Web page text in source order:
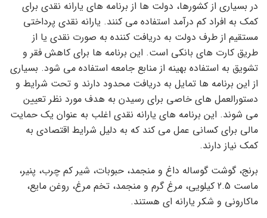
در بسیاری از کشورها، دولت ها از برنامه های یارانه نقدی برای
کمک به افراد کم درآمد استفاده می کنند. یارانه نقدی پرداختی
مستقیم از طرف دولت به دریافت کننده به صورت نقدی یا از
طریق کارت های بانکی است. این برنامه ها برای کاهش فقر و
تشویق به استفاده بهینه از منابع جامعه استفاده می شود. بسیاری
از این برنامه ها تمایل به دریافت محدود دارند و تحت شرایط و
دستورالعمل های خاصی برای رسیدن به هدف مورد نظر تعیین
می شوند. این برنامه های یارانه نقدی اغلب به عنوان یک حمایت
مالی برای کسانی عمل می کند که به دلیل شرایط اقتصادی به
کمک نیاز دارند.
برنج، گوشت گوساله داغ و منجمد، حبوبات، شیر کم چرب، پنیر،
ماست 2.5 کیلویی، مرغ گرم و منجمد، تخم مرغ، روغن مایع،
ماکارونی و شکر یارانه ای هستند.